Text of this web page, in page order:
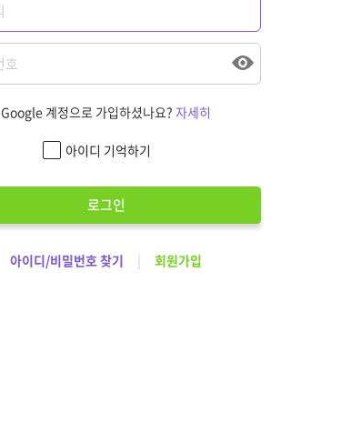
Google 계정으로 가입하셨나요?자세히
아이디 기억하기
로그인
아이디/비밀번호 찾기 | 회원가입